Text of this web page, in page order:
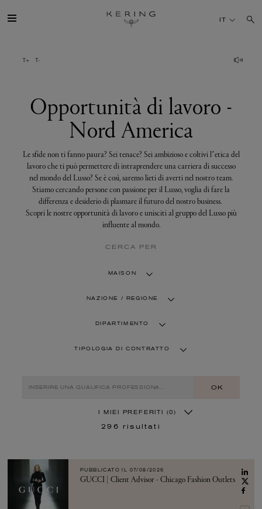
lavoro
TALENTI
SOSTENIBILITÀ
FINANCE
MEDIA
IT
Opportunità di lavoro -
Nord America
Le sfide non ti fanno paura? Sei tenace? Sei ambizioso e coltivi l’etica del
lavoro che ti può permettere di intraprendere una carriera di successo
nel mondo del Lusso? Se è così, saremo lieti di averti nel nostro team.
Stiamo cercando persone con passione per il Lusso, voglia di fare la
differenza e desiderio di plasmare il futuro del nostro business.
Scopri le nostre opportunità di lavoro e unisciti al gruppo del Lusso più
influente al mondo.
CERCA PER
MAISON
NAZIONE / REGIONE
DIPARTIMENTO
TIPOLOGIA DI CONTRATTO
OK
I MIEI PREFERITI (0)
296 risultati
PUBBLICATO IL 07/08/2026
GUCCI | Client Advisor - Chicago Fashion Outlets